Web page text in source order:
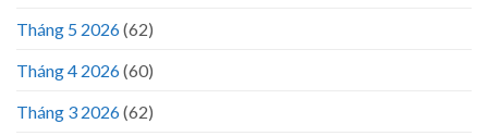
Tháng 5 2026(62)
Tháng 4 2026(60)
Tháng 3 2026(62)